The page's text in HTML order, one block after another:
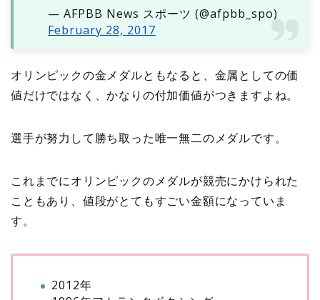
— AFPBB News スポーツ (@afpbb_spo)
February 28, 2017
オリンピックの金メダルともなると、金属としての価
値だけではなく、かなりの付加価値がつきますよね。
選手が努力して勝ち取った唯一無二のメダルです。
これまでにオリンピックのメダルが競売にかけられた
こともあり、値段がとてもすごい金額になっていま
す。
2012年